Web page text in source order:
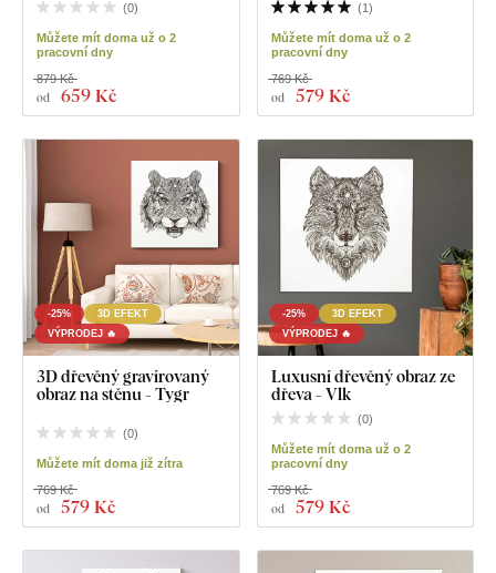
(0)
Můžete mít doma už o 2
pracovní dny
od 659 Kč
879 Kč
(1)
Můžete mít doma už o 2
pracovní dny
od 579 Kč
769 Kč
-25%
3D EFEKT
VÝPRODEJ 🔥
3D dřevěný gravírovaný
obraz na stěnu - Tygr
(0)
Můžete mít doma již zítra
od 579 Kč
769 Kč
-25%
3D EFEKT
VÝPRODEJ 🔥
Luxusní dřevěný obraz ze
dřeva - Vlk
(0)
Můžete mít doma už o 2
pracovní dny
od 579 Kč
769 Kč